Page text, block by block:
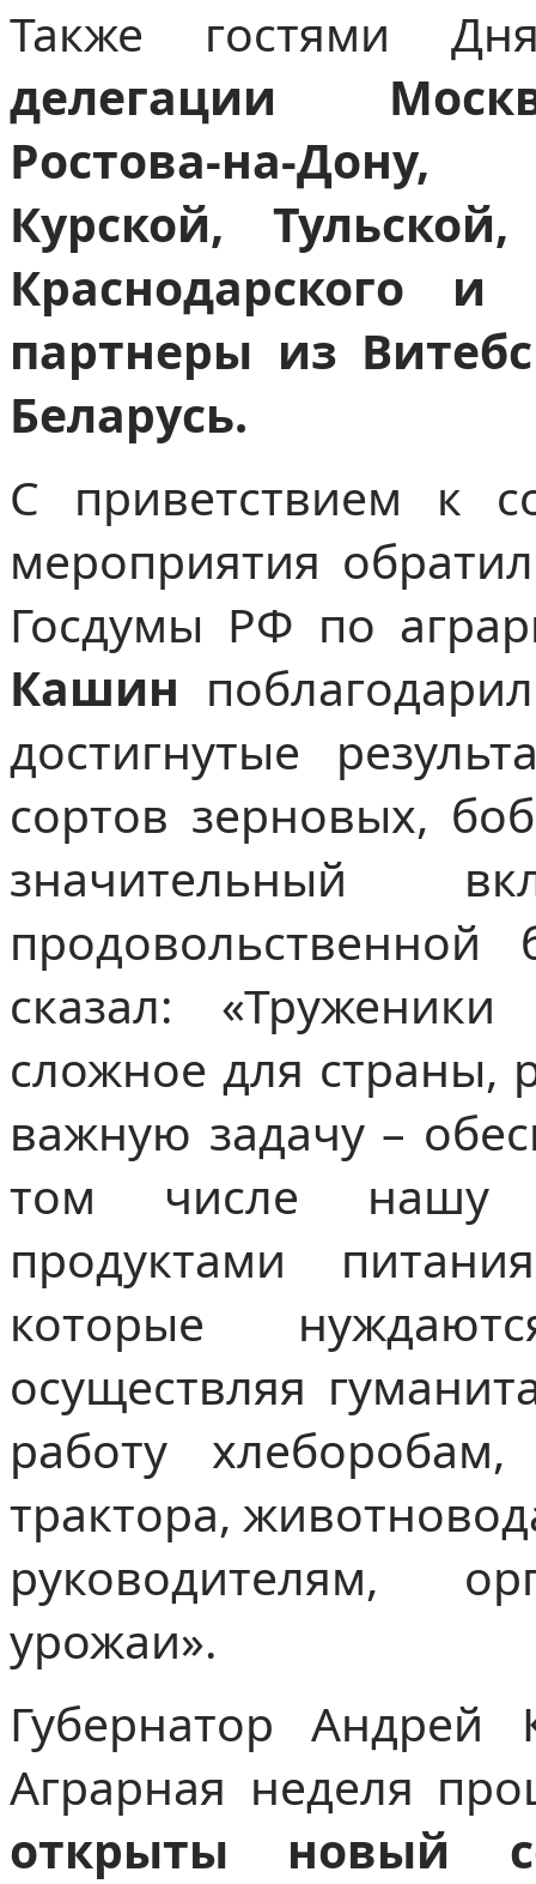
Также гостями
делегации
Ростова-на-
Курской,
Краснодарского и
партнеры из
Беларусь.
С приветствием к
мероприятия
Госдумы РФ по
Кашин
достигнутые
сортов зерновых,
значительный
сказал:
сложное для страны,
важную задачу –
том числе нашу
продуктами
которые
осуществляя
работу
трактора,
руководителям,
урожаи».
Губернатор Андрей
Аграрная неделя
открыты новый